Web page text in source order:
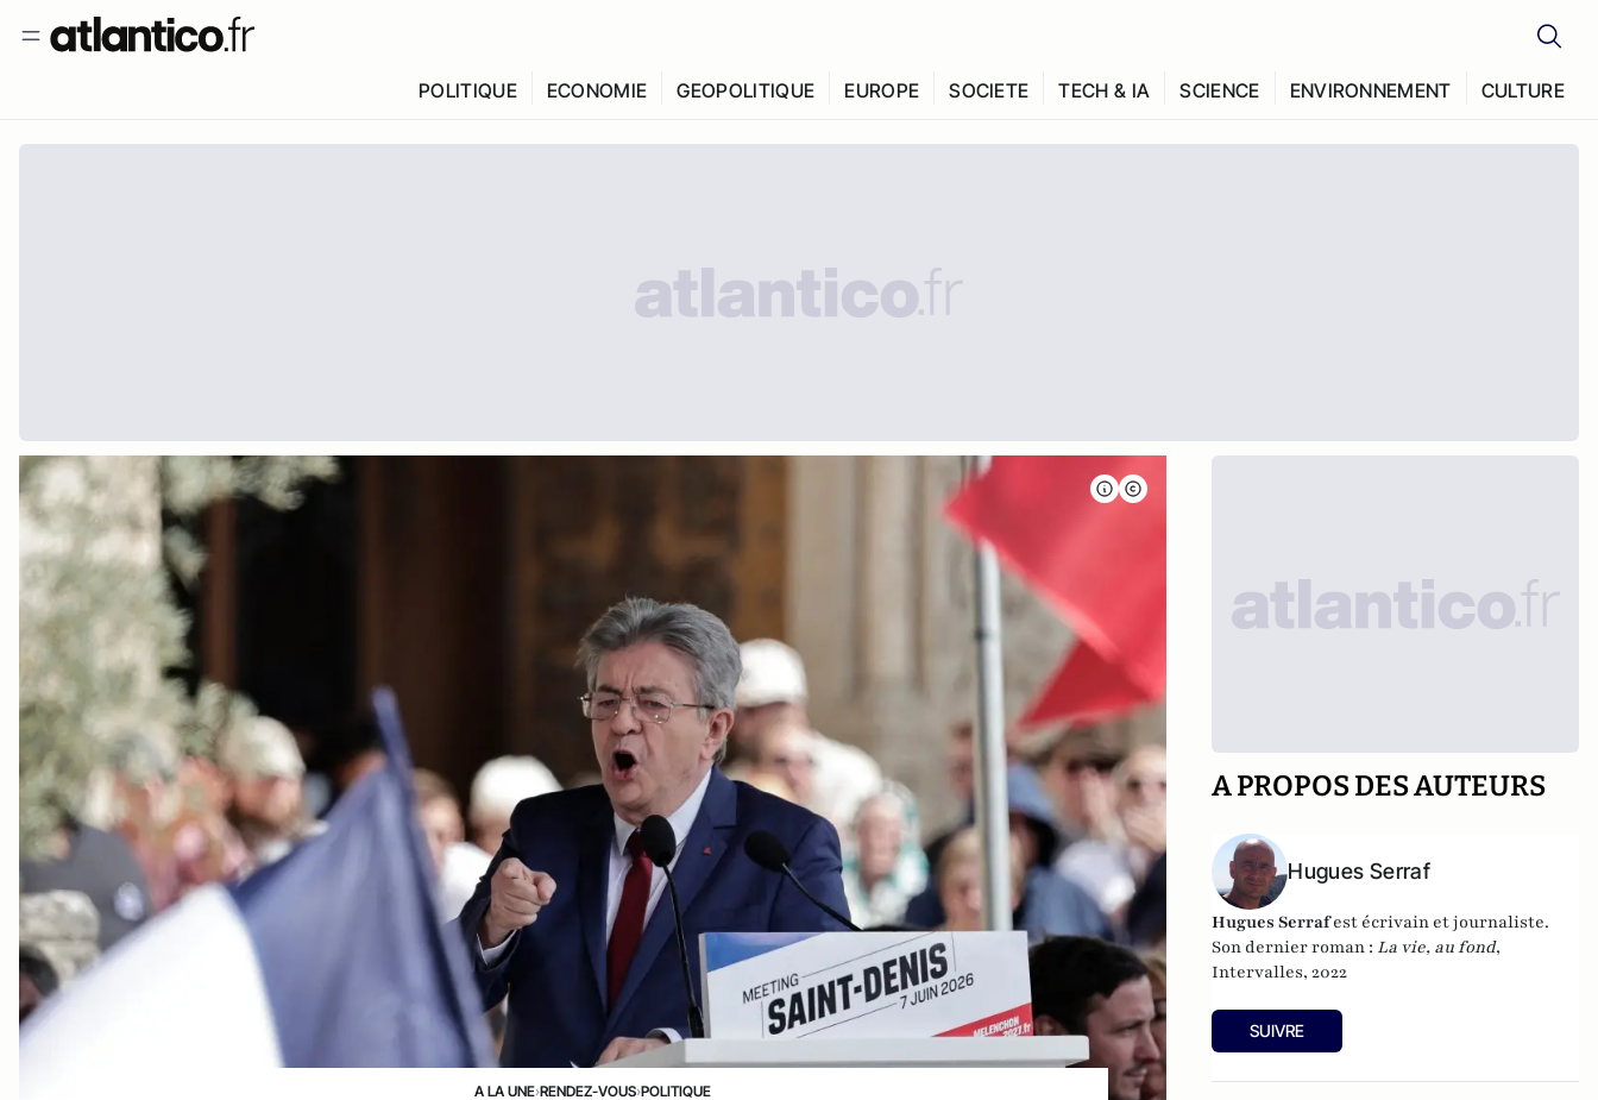
POLITIQUE ECONOMIE GEOPOLITIQUE EUROPE SOCIETE TECH & IA SCIENCE ENVIRONNEMENT CULTURE
A LA UNE›RENDEZ-VOUS›POLITIQUE
A PROPOS DES AUTEURS
Hugues Serraf
Hugues Serrafest écrivain et journaliste.
Son dernier roman : La vie, au fond,
Intervalles, 2022
SUIVRE